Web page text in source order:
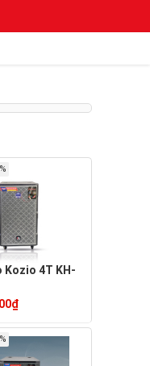
Kozio 4T KH-